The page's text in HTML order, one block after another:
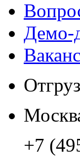
Демо-
+7